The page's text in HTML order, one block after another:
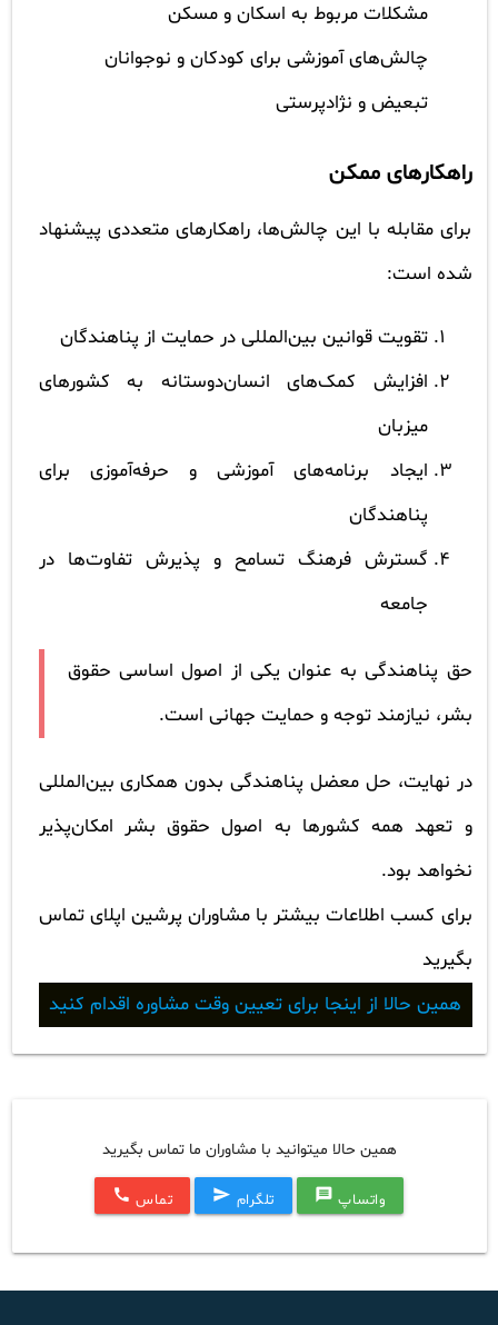
مشکلات مربوط به اسکان و مسکن
چالش‌های آموزشی برای کودکان و نوجوانان
تبعیض و نژادپرستی
راهکارهای ممکن
برای مقابله با این چالش‌ها، راهکارهای متعددی پیشنهاد
شده است:
تقویت قوانین بین‌المللی در حمایت از پناهندگان
افزایش کمک‌های انسان‌دوستانه به کشورهای
میزبان
ایجاد برنامه‌های آموزشی و حرفه‌آموزی برای
پناهندگان
گسترش فرهنگ تسامح و پذیرش تفاوت‌ها در
جامعه
حق پناهندگی به عنوان یکی از اصول اساسی حقوق
بشر، نیازمند توجه و حمایت جهانی است.
در نهایت، حل معضل پناهندگی بدون همکاری بین‌المللی
و تعهد همه کشورها به اصول حقوق بشر امکان‌پذیر
نخواهد بود.
برای کسب اطلاعات بیشتر با مشاوران پرشین اپلای تماس
بگیرید
همین حالا از اینجا برای تعیین وقت مشاوره اقدام کنید
همین حالا میتوانید با مشاوران ما تماس بگیرید
واتساپ message تلگرام send تماس call